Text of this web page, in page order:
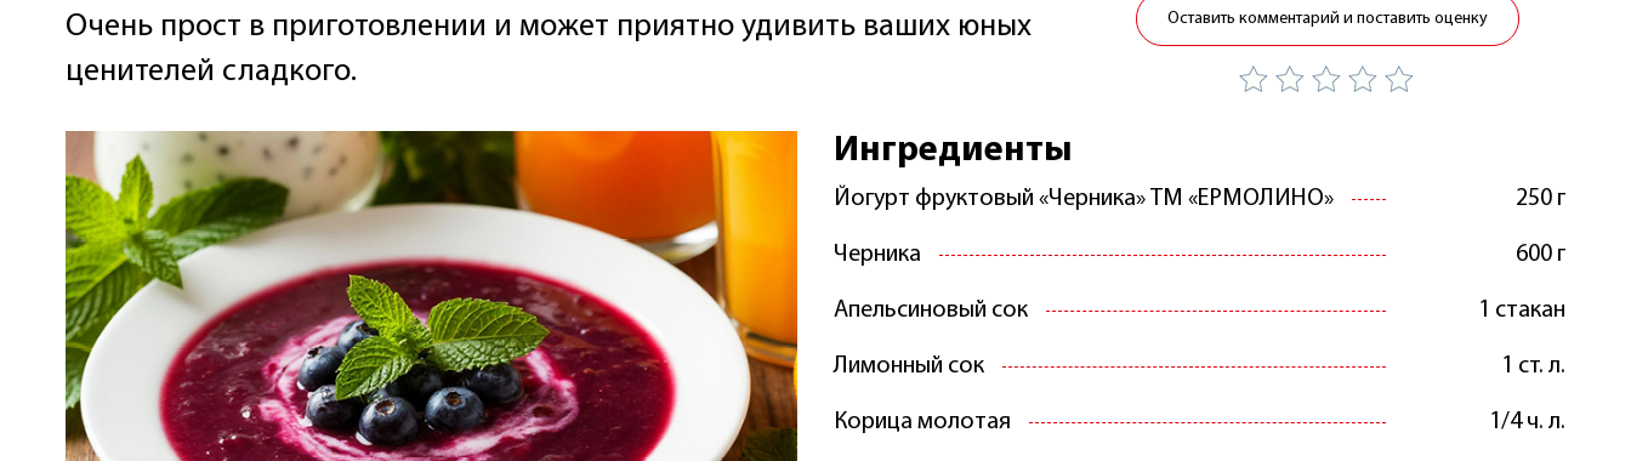
Очень прост в приготовлении и может приятно удивить ваших юных
ценителей сладкого.
Оставить комментарий и поставить оценку
Ингредиенты
Йогурт фруктовый «Черника» ТМ «ЕРМОЛИНО» 250 г
Черника 600 г
Апельсиновый сок 1 стакан
Лимонный сок 1 ст. л.
Корица молотая 1/4 ч. л.